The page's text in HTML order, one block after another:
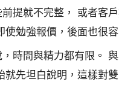
提就不完整， 或者客
使勉強報價，後面也很容
時間與精力都有限。
就先坦白說明，這樣對